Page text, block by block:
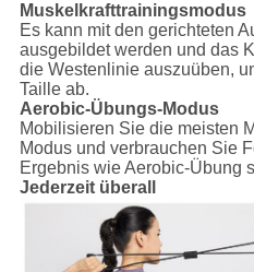
Muskelkrafttrainingsmodus
Es kann mit den gerichteten
ausgebildet werden und das
die Westenlinie auszuüben,
Taille ab.
Aerobic-Übungs-Modus
Mobilisieren Sie die meisten
Modus und verbrauchen Sie
Ergebnis wie Aerobic-Übung
Jederzeit überall